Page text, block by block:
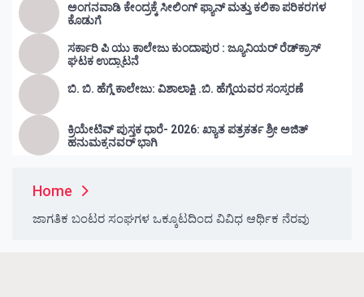
ಅಂಗನವಾಡಿ ಕೇಂದ್ರಕ್ಕೆ ಸೀಲಿಂಗ್ ಫ್ಯಾನ್ ಮತ್ತು ಕಲಿಕಾ ಪರಿಕರಗಳ
ಕೊಡುಗೆ
ಸರ್ಕಾರಿ ಪಿ ಯು ಕಾಲೇಜು ಕುಂದಾಪುರ : ಜ್ಯೂನಿಯರ್‌ ರೆಡ್‌ಕ್ರಾಸ್‌
ಘಟಕ ಉದ್ಘಾಟನೆ
ಬಿ. ಬಿ. ಹೆಗ್ಡೆ ಕಾಲೇಜು: ವಿಶಾಲಾಕ್ಷಿ .ಬಿ. ಹೆಗ್ಡೆಯವರ ಸಂಸ್ಮರಣೆ
ಕ್ರಿಯೇಟಿವ್ ಪುಸ್ತಕ ಧಾರೆ- 2026: ಖ್ಯಾತ ಪತ್ರಕರ್ತ ಶ್ರೀ ಅಜಿತ್
ಹನುಮಕ್ಕನವರ್ ಭಾಗಿ
Home
ಜಾಗತಿಕ ಬಂಟರ ಸಂಘಗಳ ಒಕ್ಕೂಟದಿಂದ ವಿವಿಧ ಆರ್ಥಿಕ ನೆರವು